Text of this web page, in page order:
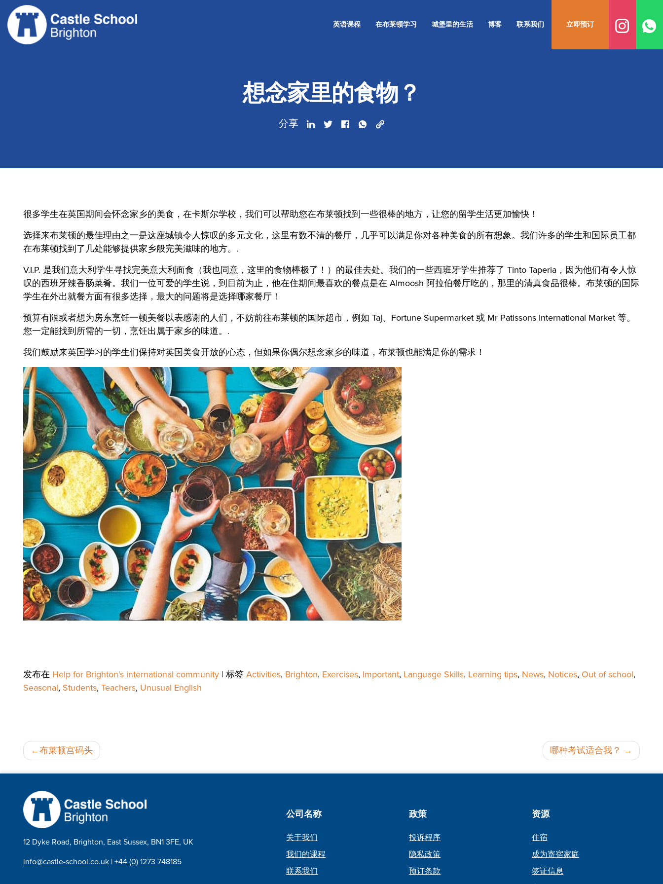
至
内
英语课程 在布莱顿学习 城堡里的生活 博客 联系我们 立即预订
想念家里的食物？
分享
很多学生在英国期间会怀念家乡的美食，在卡斯尔学校，我们可以帮助您在布莱顿找到一些很棒的地方，让您的留学生活更加愉快！
选择来布莱顿的最佳理由之一是这座城镇令人惊叹的多元文化，这里有数不清的餐厅，几乎可以满足你对各种美食的所有想象。我们许多的学生和国际员工都
在布莱顿找到了几处能够提供家乡般完美滋味的地方。.
V.I.P. 是我们意大利学生寻找完美意大利面食（我也同意，这里的食物棒极了！）的最佳去处。我们的一些西班牙学生推荐了 Tinto Taperia，因为他们有令人惊
叹的西班牙辣香肠菜肴。我们一位可爱的学生说，到目前为止，他在住期间最喜欢的餐点是在 Almoosh 阿拉伯餐厅吃的，那里的清真食品很棒。布莱顿的国际
学生在外出就餐方面有很多选择，最大的问题将是选择哪家餐厅！
预算有限或者想为房东烹饪一顿美餐以表感谢的人们，不妨前往布莱顿的国际超市，例如 Taj、Fortune Supermarket 或 Mr Patissons International Market 等。
您一定能找到所需的一切，烹饪出属于家乡的味道。.
我们鼓励来英国学习的学生们保持对英国美食开放的心态，但如果你偶尔想念家乡的味道，布莱顿也能满足你的需求！
发布在 Help for Brighton's international community | 标签Activities, Brighton, Exercises, Important, Language Skills, Learning tips, News, Notices, Out of school,
Seasonal, Students, Teachers, Unusual English
邮
政
导
航
布莱顿宫码头 哪种考试适合我？
12 Dyke Road, Brighton, East Sussex, BN1 3FE, UK
info@castle-school.co.uk |+44 (0) 1273 748185
公司名称
关于我们
我们的课程
联系我们
政策
投诉程序
隐私政策
预订条款
资源
住宿
成为寄宿家庭
签证信息